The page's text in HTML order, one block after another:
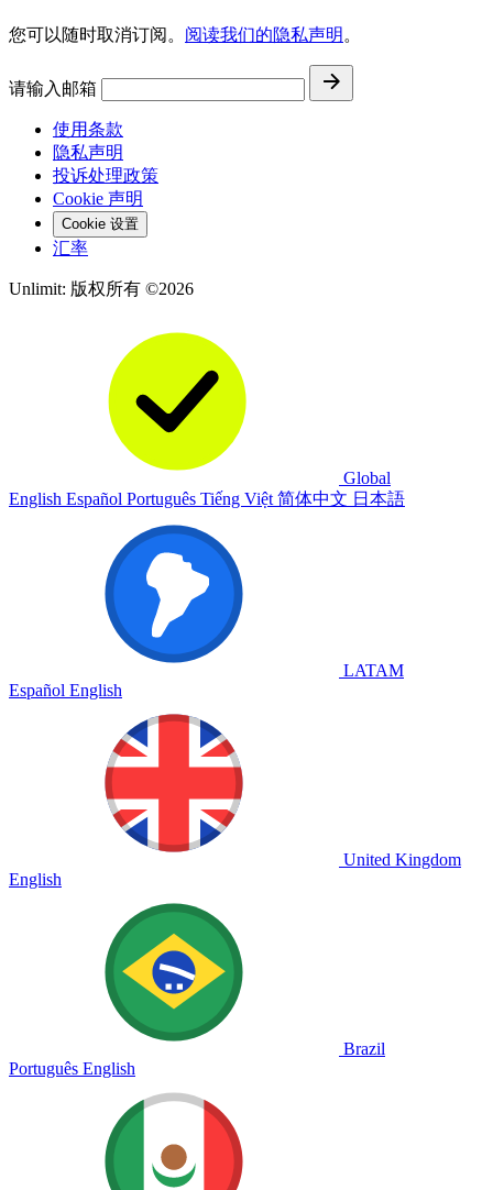
您可以随时取消订阅。 阅读我们的隐私声明 。
请输入邮箱
使用条款
隐私声明
投诉处理政策
Cookie 声明
Cookie 设置
汇率
Unlimit: 版权所有 ©2026
Global
English Español Português Tiếng Việt 简体中文 日本語
LATAM
Español English
United Kingdom
English
Brazil
Português English